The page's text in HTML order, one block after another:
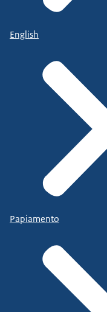
English
Papiamento